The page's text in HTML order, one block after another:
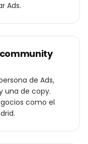
Ads.
de Ads,
una de copy.
como el